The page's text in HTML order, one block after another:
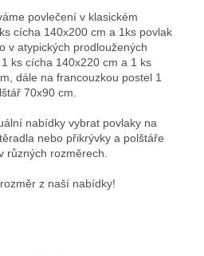
povlečení v klasickém
cícha 140x200 cm a 1ks povlak
v atypických prodloužených
ks cícha 140x220 cm a 1 ks
dále na francouzkou postel 1
70x90 cm.
nabídky vybrat povlaky na
nebo přikrývky a polštáře
různých rozměrech.
z naší nabídky!